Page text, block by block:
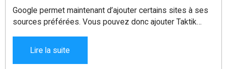
Google permet maintenant d’ajouter certains sites à ses
sources préférées. Vous pouvez donc ajouter Taktik
alertes et astuces informatiques dans Google.
Lire la suite